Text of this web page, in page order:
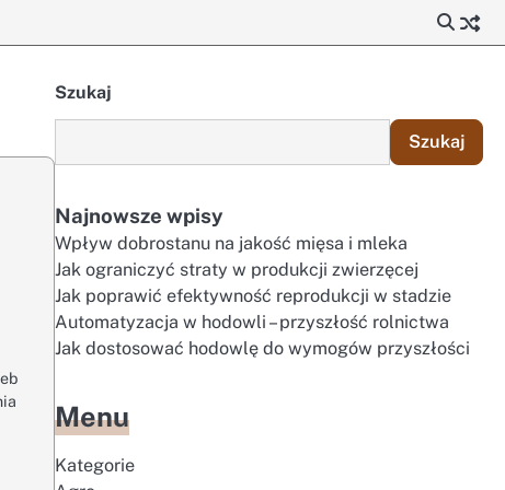
Szukaj
Szukaj
Najnowsze wpisy
Wpływ dobrostanu na jakość mięsa i mleka
Jak ograniczyć straty w produkcji zwierzęcej
Jak poprawić efektywność reprodukcji w stadzie
Automatyzacja w hodowli – przyszłość rolnictwa
Jak dostosować hodowlę do wymogów przyszłości
Menu
Kategorie